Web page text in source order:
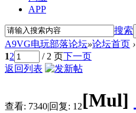
APP
搜索
A9VG电玩部落论坛»论坛首页 ›
12 / 2 页下一页
返回列表
查看: 7340|回复: 12[Mul]